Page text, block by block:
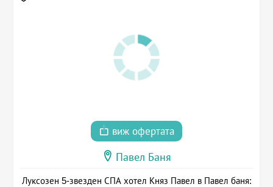
виж офертата
Павел Баня
Луксозен 5-звезден СПА хотел Княз Павел в Павел баня: